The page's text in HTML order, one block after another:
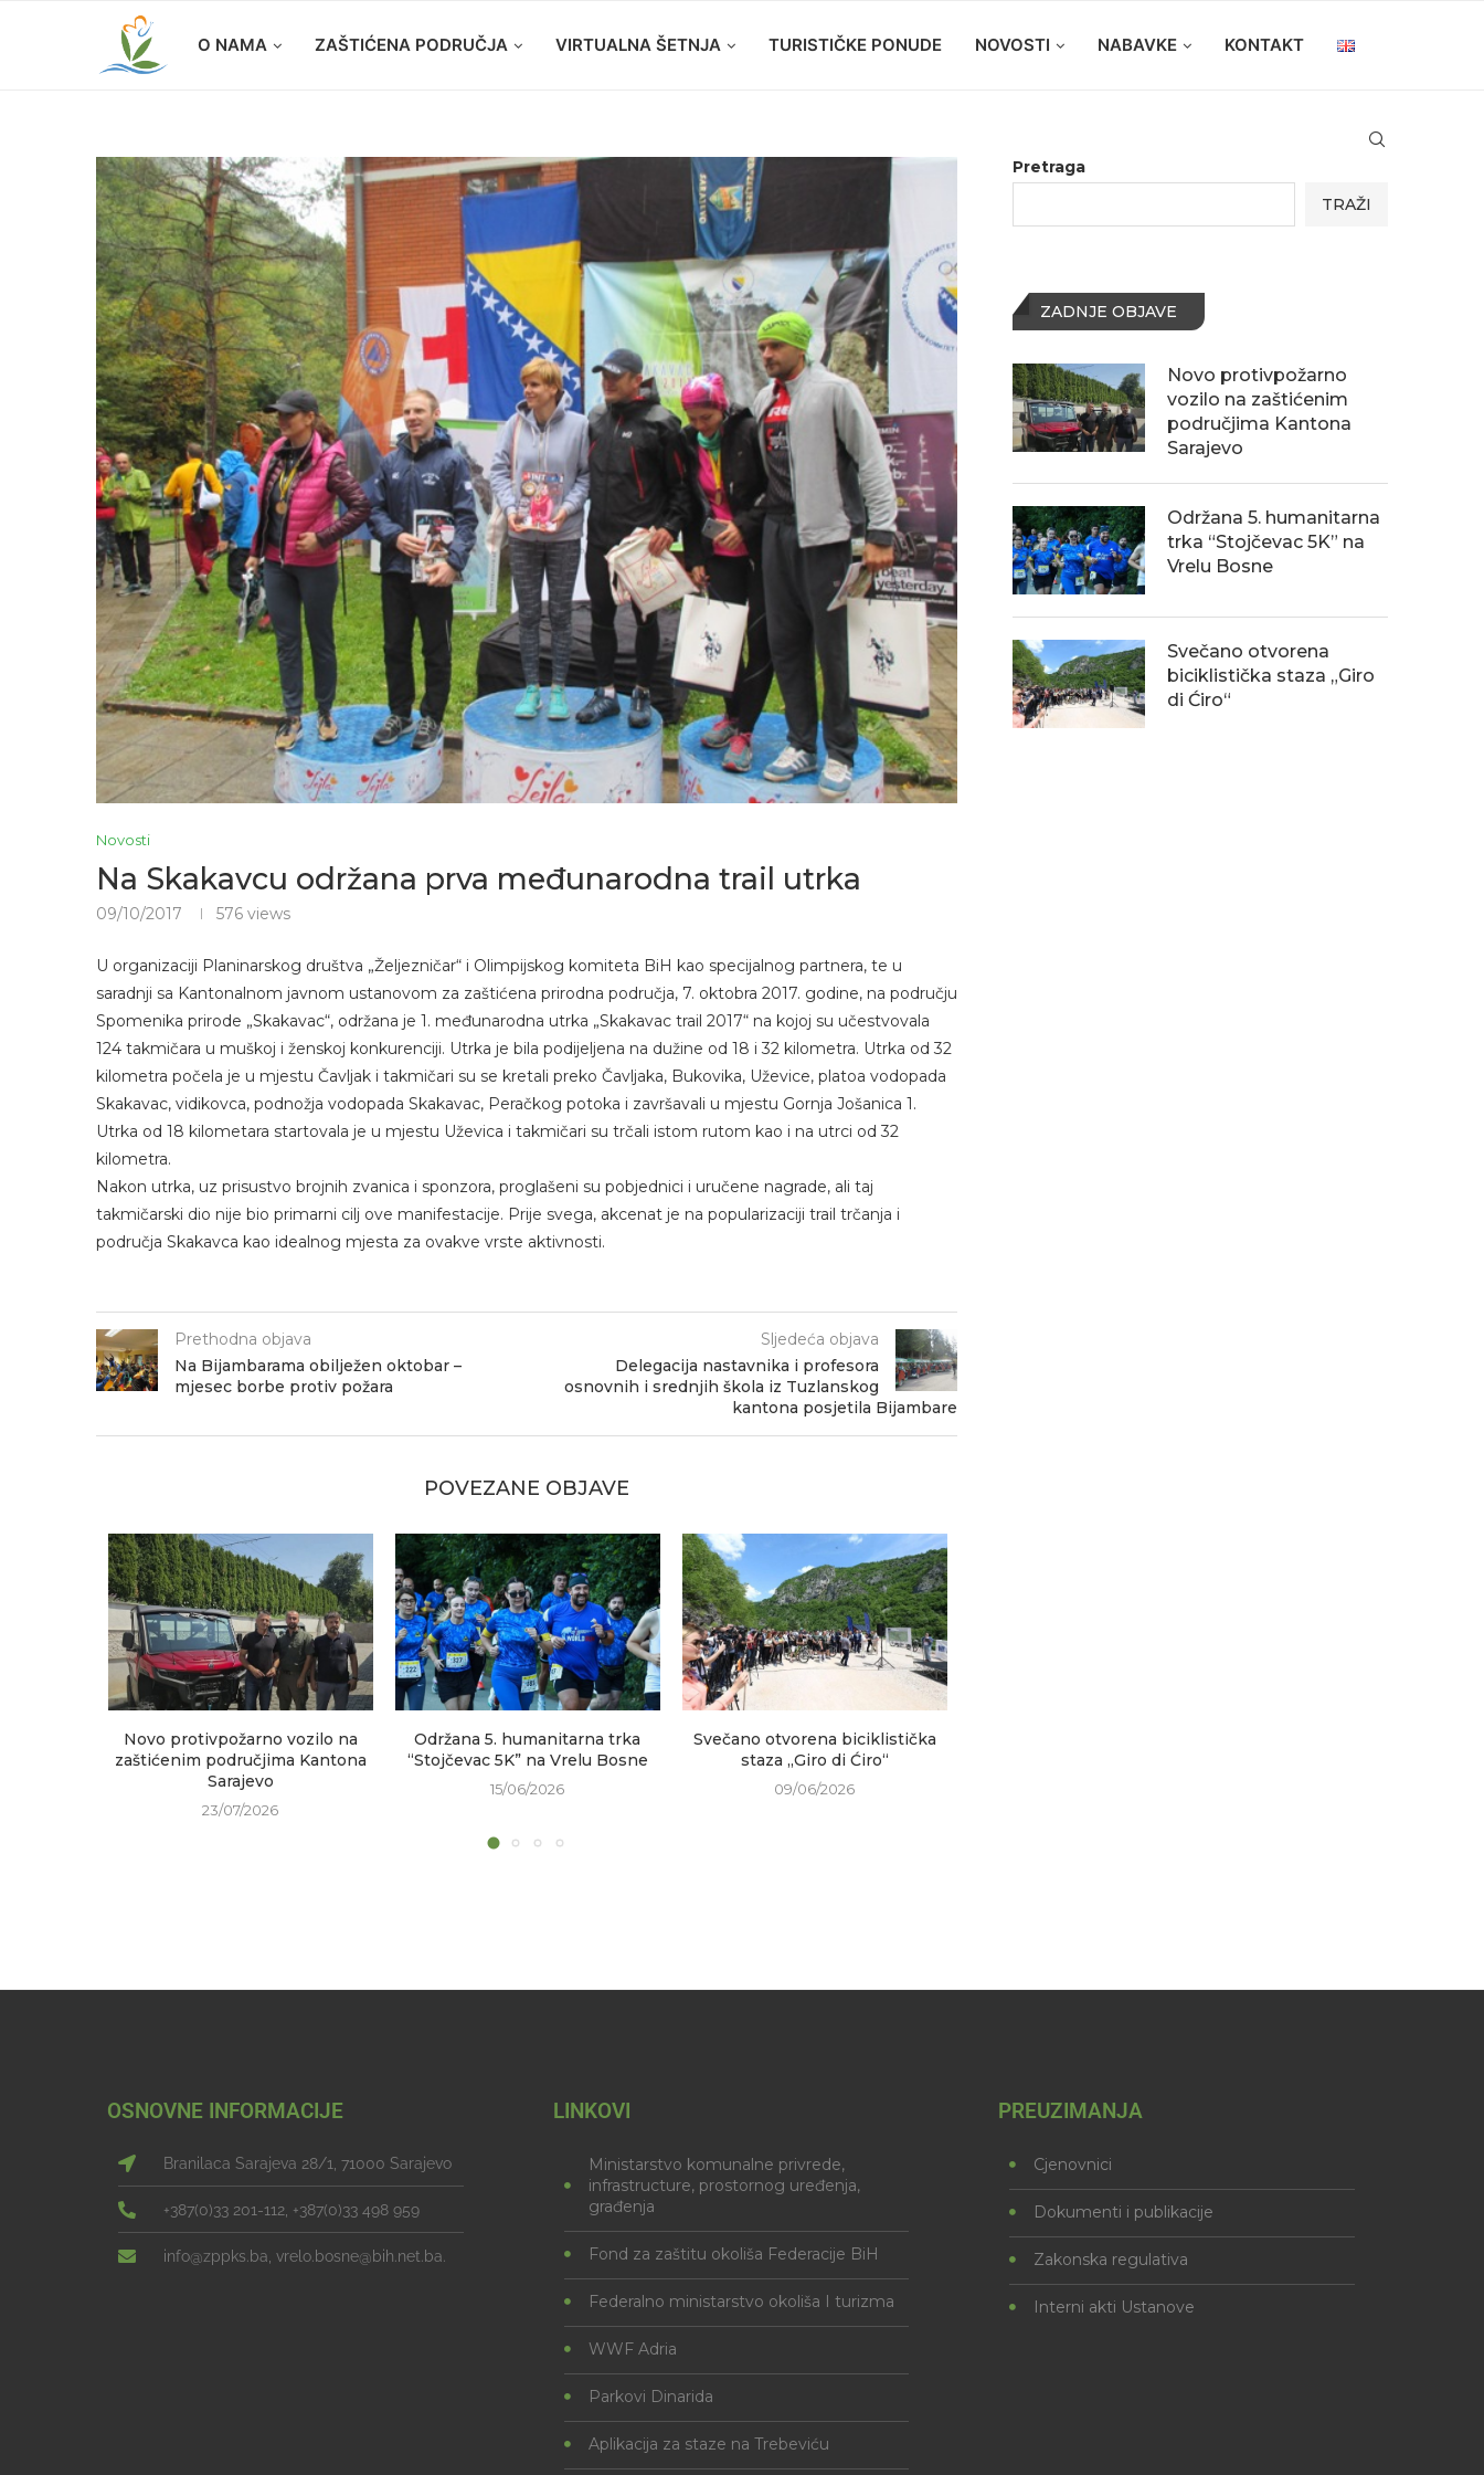
O NAMA ZAŠTIĆENA PODRUČJA VIRTUALNA ŠETNJA TURISTIČKE PONUDE NOVOSTI NABAVKE KONTAKT
Novosti
Na Skakavcu održana prva međunarodna trail utrka
09/10/2017 576 views
U organizaciji Planinarskog društva „Željezničar“ i Olimpijskog komiteta BiH kao specijalnog partnera, te u
saradnji sa Kantonalnom javnom ustanovom za zaštićena prirodna područja, 7. oktobra 2017. godine, na području
Spomenika prirode „Skakavac“, održana je 1. međunarodna utrka „Skakavac trail 2017“ na kojoj su učestvovala
124 takmičara u muškoj i ženskoj konkurenciji. Utrka je bila podijeljena na dužine od 18 i 32 kilometra. Utrka od 32
kilometra počela je u mjestu Čavljak i takmičari su se kretali preko Čavljaka, Bukovika, Uževice, platoa vodopada
Skakavac, vidikovca, podnožja vodopada Skakavac, Peračkog potoka i završavali u mjestu Gornja Jošanica 1.
Utrka od 18 kilometara startovala je u mjestu Uževica i takmičari su trčali istom rutom kao i na utrci od 32
kilometra.
Nakon utrka, uz prisustvo brojnih zvanica i sponzora, proglašeni su pobjednici i uručene nagrade, ali taj
takmičarski dio nije bio primarni cilj ove manifestacije. Prije svega, akcenat je na popularizaciji trail trčanja i
područja Skakavca kao idealnog mjesta za ovakve vrste aktivnosti.
Prethodna objava
Na Bijambarama obilježen oktobar –
mjesec borbe protiv požara
Sljedeća objava
Delegacija nastavnika i profesora
osnovnih i srednjih škola iz Tuzlanskog
kantona posjetila Bijambare
POVEZANE OBJAVE
Novo protivpožarno vozilo na
zaštićenim područjima Kantona
Sarajevo
23/07/2026
Održana 5. humanitarna trka
“Stojčevac 5K” na Vrelu Bosne
15/06/2026
Svečano otvorena biciklistička
staza „Giro di Ćiro“
09/06/2026
Pretraga
TRAŽI
ZADNJE OBJAVE
Novo protivpožarno
vozilo na zaštićenim
područjima Kantona
Sarajevo
Održana 5. humanitarna
trka “Stojčevac 5K” na
Vrelu Bosne
Svečano otvorena
biciklistička staza „Giro
di Ćiro“
OSNOVNE INFORMACIJE
Branilaca Sarajeva 28/1, 71000 Sarajevo
+387(0)33 201-112, +387(0)33 498 959
info@zppks.ba, vrelo.bosne@bih.net.ba.
LINKOVI
Ministarstvo komunalne privrede,
infrastructure, prostornog uređenja,
građenja
Fond za zaštitu okoliša Federacije BiH
Federalno ministarstvo okoliša I turizma
WWF Adria
Parkovi Dinarida
Aplikacija za staze na Trebeviću
PREUZIMANJA
Cjenovnici
Dokumenti i publikacije
Zakonska regulativa
Interni akti Ustanove